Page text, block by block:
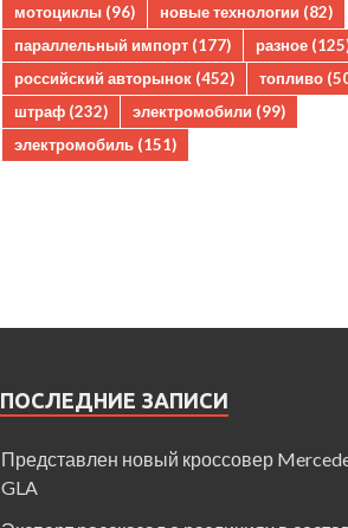
мотоциклы (96) новые технологии (82)
параллельный импорт (177) разное
российский авторынок (452) топливо
штраф (232) электромобили (99)
электромобиль (151)
ПОСЛЕДНИЕ ЗАПИСИ
Представлен новый кроссовер
GLA